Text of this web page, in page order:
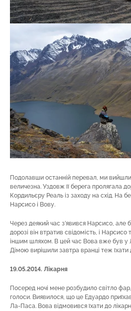
Подолавши останній перевал, ми
величезна. Уздовж її берега пролягала
Кордильєру Реаль із заходу на схід. На
Нарсисо і Вову.
Через деякий час з’явився Нарсисо, але
дорозі він втратив свідомість, і
іншим шляхом. В цей час Вова вже був у
Дімою вирішили завтра вранці теж
19.05.2014. Лікарня
Посеред ночі мене розбудило світло
голоси. Виявилося, що це Едуардо
Ла-Паса. Вова відмовився їхати до